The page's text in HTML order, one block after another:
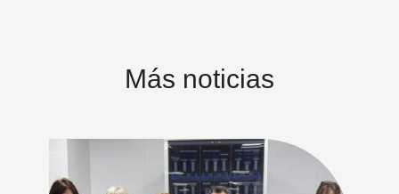
Más noticias